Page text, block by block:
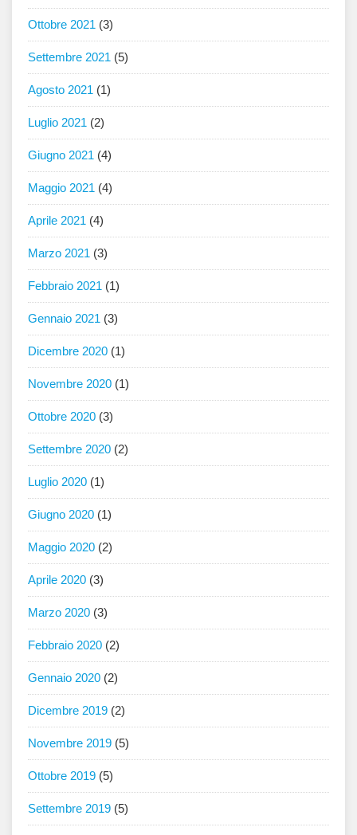
Ottobre 2021 (3)
Settembre 2021 (5)
Agosto 2021 (1)
Luglio 2021 (2)
Giugno 2021 (4)
Maggio 2021 (4)
Aprile 2021 (4)
Marzo 2021 (3)
Febbraio 2021 (1)
Gennaio 2021 (3)
Dicembre 2020 (1)
Novembre 2020 (1)
Ottobre 2020 (3)
Settembre 2020 (2)
Luglio 2020 (1)
Giugno 2020 (1)
Maggio 2020 (2)
Aprile 2020 (3)
Marzo 2020 (3)
Febbraio 2020 (2)
Gennaio 2020 (2)
Dicembre 2019 (2)
Novembre 2019 (5)
Ottobre 2019 (5)
Settembre 2019 (5)